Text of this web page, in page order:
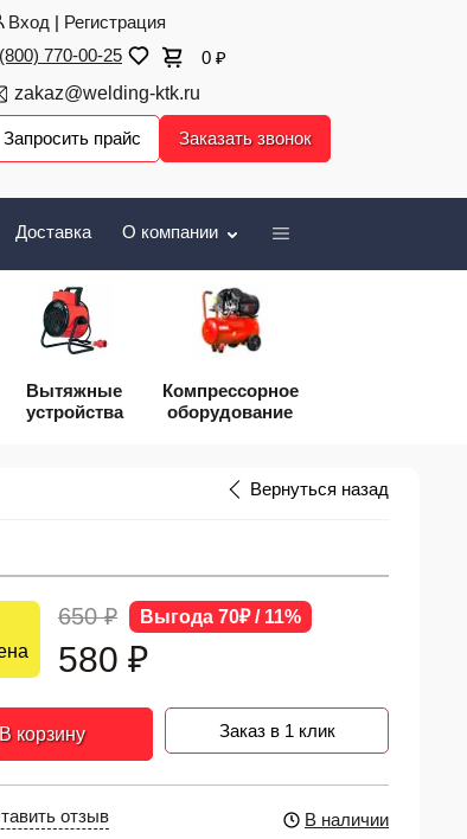
Вход | Регистрация
770-00-25
0 ₽
zakaz@welding-ktk.ru
Запросить прайс Заказать звонок
Доставка О компании
Вытяжные
устройства
Компрессорное
оборудование
Вернуться назад
650 ₽ Выгода 70₽ / 11%
580 ₽
В корзину Заказ в 1 клик
отзыв В наличии